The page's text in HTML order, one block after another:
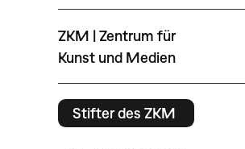
ZKM | Zentrum für
Kunst und Medien
Stifter des ZKM